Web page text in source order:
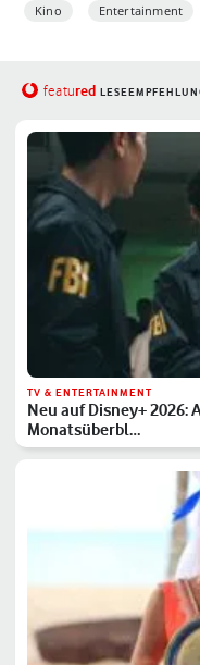
Kino Entertainment
featured
TV & ENTERTAINMENT
Neu auf Disney+
Monatsüberbl…